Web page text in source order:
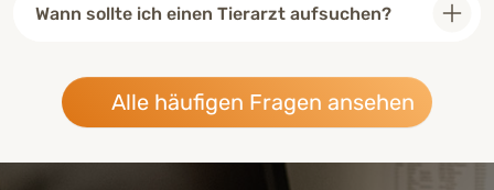
Wann sollte ich einen Tierarzt aufsuchen?
Alle häufigen Fragen ansehen